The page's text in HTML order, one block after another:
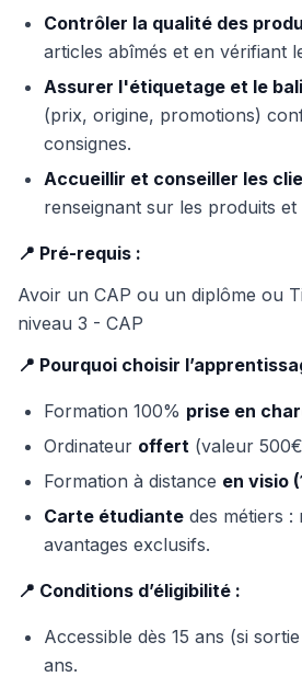
Contrôler la qualité des
articles abîmés et en vérifiant
Assurer l'étiquetage et le
(prix, origine, promotions)
consignes.
Accueillir et conseiller les
renseignant sur les produits et
📍 Pré-requis :
Avoir un CAP ou un diplôme ou
niveau 3 - CAP
📍 Pourquoi choisir
Formation 100% prise en
Ordinateur offert (valeur
Formation à distance en visio
Carte étudiante des métiers :
avantages exclusifs.
📍 Conditions d’éligibilité :
Accessible dès 15 ans (si sortie
ans.